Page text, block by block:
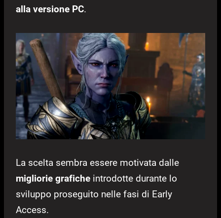
alla versione PC.
La scelta sembra essere motivata dalle
migliorie grafiche introdotte durante lo
sviluppo proseguito nelle fasi di Early
Access.